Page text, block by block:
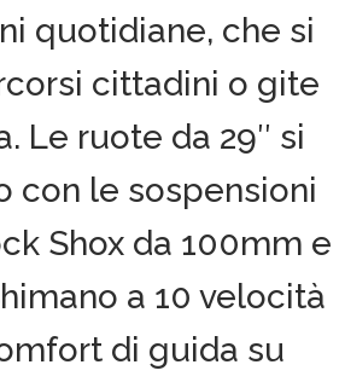
quotidiane, che si
cittadini o gite
Le ruote da 29″ si
con le sospensioni
Shox da 100mm e
a 10 velocità
di guida su